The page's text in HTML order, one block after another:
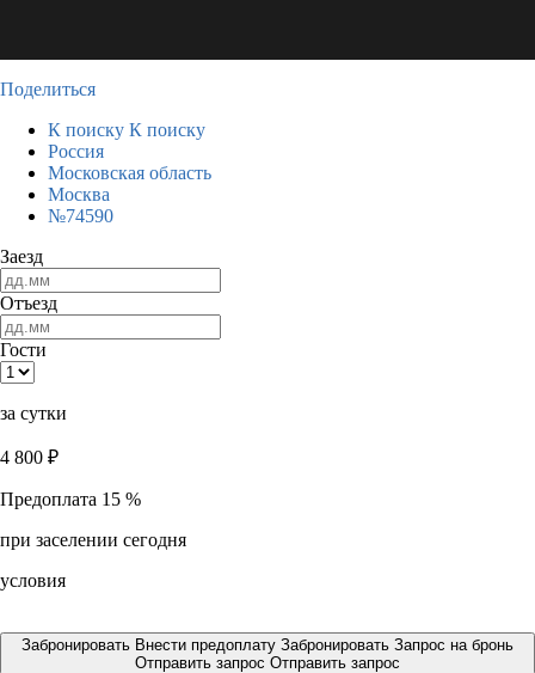
Поделиться
К поиску К поиску
Россия
Московская область
Москва
№74590
Заезд
Отъезд
Гости
за сутки
4 800 ₽
Предоплата 15 %
при заселении сегодня
условия
Забронировать Внести предоплату Забронировать Запрос на бронь
Отправить запрос Отправить запрос